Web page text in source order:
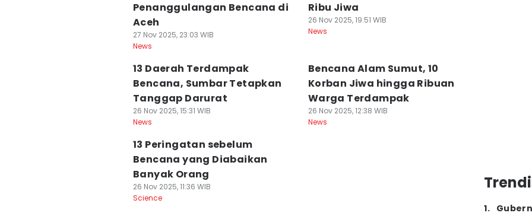
Penanggulangan Bencana di
Aceh
27 Nov 2025, 23:03 WIB
News
Ribu Jiwa
26 Nov 2025, 19:51 WIB
News
13 Daerah Terdampak
Bencana, Sumbar Tetapkan
Tanggap Darurat
26 Nov 2025, 15:31 WIB
News
Bencana Alam Sumut, 10
Korban Jiwa hingga Ribuan
Warga Terdampak
26 Nov 2025, 12:38 WIB
News
13 Peringatan sebelum
Bencana yang Diabaikan
Banyak Orang
26 Nov 2025, 11:36 WIB
Science
1.